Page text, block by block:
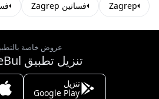
Zagrep فساتين Zagrep
عروض خاصة
تنزيل تطبيق ElbiseBul
تنزيل
Google Play